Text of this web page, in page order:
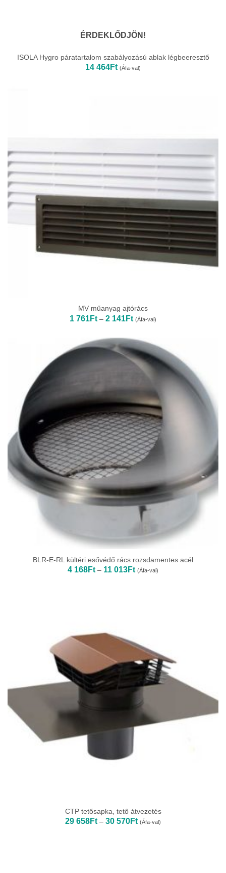
ÉRDEKLŐDJÖN!
ISOLA Hygro páratartalom szabályozású ablak légbeeresztő
14 464Ft (Áfa-val)
MV műanyag ajtórács
1 761Ft – 2 141FtÁrtartomány:
1
-
2
141Ft
(Áfa-val)
BLR-E-RL kültéri esővédő rács rozsdamentes acél
4 168Ft – 11 013FtÁrtartomány:
4
(Áfa-val)
CTP tetősapka, tető átvezetés
29 658Ft – 30 570FtÁrtartomány:
29
(Áfa-val)